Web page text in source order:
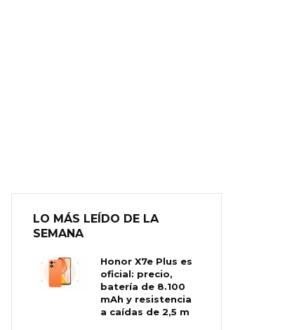
LO MÁS LEÍDO DE LA
SEMANA
Honor X7e Plus es
oficial: precio,
batería de 8.100
mAh y resistencia
a caídas de 2,5 m